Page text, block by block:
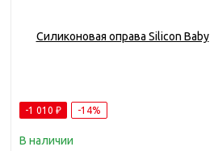
-1 010 ₽ -14%
В наличии